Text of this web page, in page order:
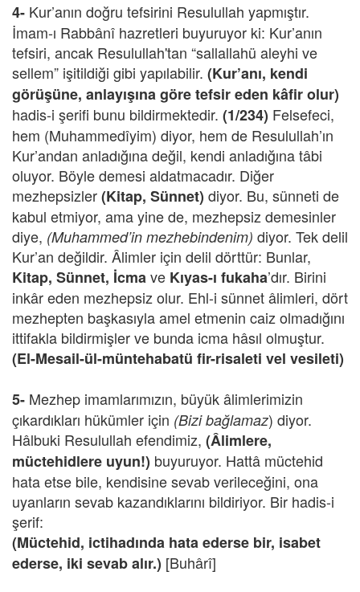
4- Kur’anın doğru tefsirini Resulullah yapmıştır.
İmam-ı Rabbânî hazretleri buyuruyor ki: Kur’anın
tefsiri, ancak Resulullah'tan “sallallahü aleyhi ve
sellem” işitildiği gibi yapılabilir. (Kur’anı, kendi
görüşüne, anlayışına göre tefsir eden kâfir olur)
hadis-i şerifi bunu bildirmektedir. (1/234) Felsefeci,
hem (Muhammedîyim) diyor, hem de Resulullah’ın
Kur’andan anladığına değil, kendi anladığına tâbi
oluyor. Böyle demesi aldatmacadır. Diğer
mezhepsizler(Kitap, Sünnet) diyor. Bu, sünneti de
kabul etmiyor, ama yine de, mezhepsiz demesinler
diye, (Muhammed’in mezhebindenim) diyor. Tek delil
Kur’an değildir. Âlimler için delil dörttür: Bunlar,
Kitap, Sünnet, İcmave Kıyas-ı fukaha’dır. Birini
inkâr eden mezhepsiz olur. Ehl-i sünnet âlimleri, dört
mezhepten başkasıyla amel etmenin caiz olmadığını
ittifakla bildirmişler ve bunda icma hâsıl olmuştur.
(El-Mesail-ül-müntehabatü fir-risaleti vel vesileti)
5- Mezhep imamlarımızın, büyük âlimlerimizin
çıkardıkları hükümler için (Bizi bağlamaz) diyor.
Hâlbuki Resulullah efendimiz, (Âlimlere,
müctehidlere uyun!) buyuruyor. Hattâ müctehid
hata etse bile, kendisine sevab verileceğini, ona
uyanların sevab kazandıklarını bildiriyor. Bir hadis-i
şerif:
(Müctehid, ictihadında hata ederse bir, isabet
ederse, iki sevab alır.) [Buhârî]